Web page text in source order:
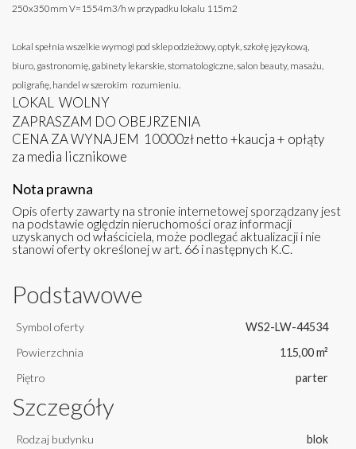
250x350mm V=1554m3/h w przypadku lokalu 115m2
Lokal spełnia wszelkie wymogi pod sklep odzieżowy, optyk, szkołę językową,
biuro, gastronomię, gabinety lekarskie, stomatologiczne, salon beauty, masażu,
poligrafię, handel w szerokim rozumieniu.
LOKAL WOLNY
ZAPRASZAM DO OBEJRZENIA
CENA ZA WYNAJEM 10000zł netto +kaucja + opłąty
za media licznikowe
Nota prawna
Opis oferty zawarty na stronie internetowej sporządzany jest
na podstawie oględzin nieruchomości oraz informacji
uzyskanych od właściciela, może podlegać aktualizacji i nie
stanowi oferty określonej w art. 66 i następnych K.C.
Podstawowe
Symbol oferty
WS2-LW-44534
Powierzchnia
115,00 m²
Piętro
parter
Szczegóły
Rodzaj budynku
blok